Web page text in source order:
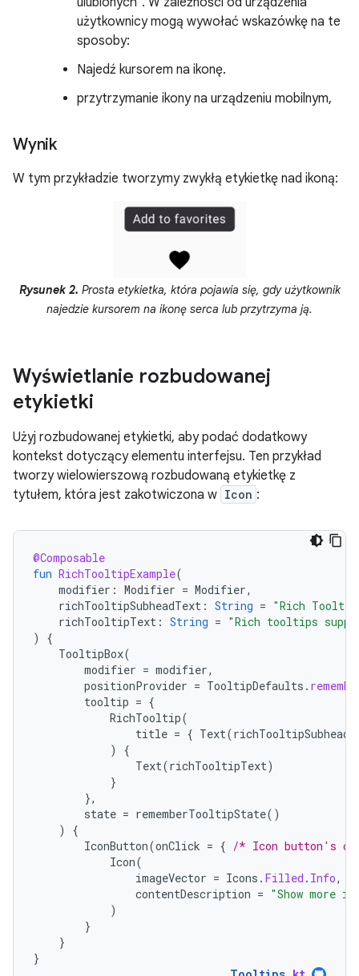
użytkownicy mogą wywołać wskazówkę na te
sposoby:
Najedź kursorem na ikonę.
przytrzymanie ikony na urządzeniu mobilnym,
Wynik
W tym przykładzie tworzymy zwykłą etykietkę nad ikoną:
Rysunek 2. Prosta etykietka, która pojawia się, gdy użytkownik
najedzie kursorem na ikonę serca lub przytrzyma ją.
Wyświetlanie rozbudowanej
etykietki
Użyj rozbudowanej etykietki, aby podać dodatkowy
kontekst dotyczący elementu interfejsu. Ten przykład
tworzy wielowierszową rozbudowaną etykietkę z
tytułem, która jest zakotwiczona w Icon :
@Composable
fun RichTooltipExample(
modifier : Modifier = Modifier,
richTooltipSubheadText : String = "Rich
richTooltipText : String = "Rich tooltips
)
{
TooltipBox(
modifier = modifier,
positionProvider = TooltipDefaults .
tooltip = {
RichTooltip(
title = { Text(
)
{
Text(richTooltipText)
}
},
state = rememberTooltipState()
)
{
IconButton(onClick = { /* Icon button's
Icon(
imageVector = Icons . Filled . Info,
contentDescription = "Show more
)
}
}
}